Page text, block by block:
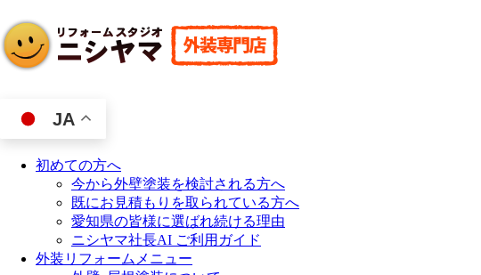
JA
初めての方へ
今から外壁塗装を検討される方へ
既にお見積もりを取られている方へ
愛知県の皆様に選ばれ続ける理由
ニシヤマ社長AI ご利用ガイド
外装リフォームメニュー